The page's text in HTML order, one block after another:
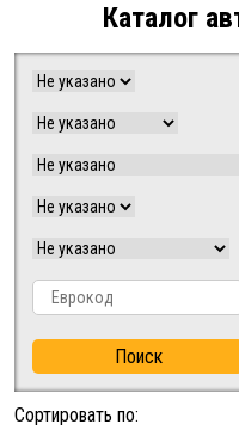
Каталог
Поиск
Сортировать по: